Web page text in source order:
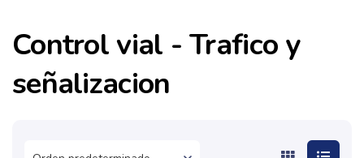
Control vial - Trafico y
señalizacion